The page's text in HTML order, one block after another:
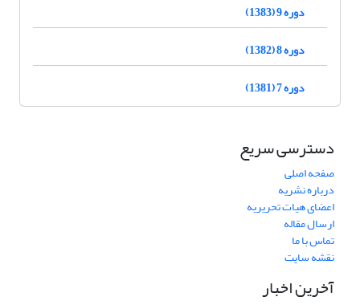
دوره 9 (1383)
دوره 8 (1382)
دوره 7 (1381)
دسترسی سریع
صفحه اصلی
درباره نشریه
اعضای هیات تحریریه
ارسال مقاله
تماس با ما
نقشه سایت
آخرین اخبار